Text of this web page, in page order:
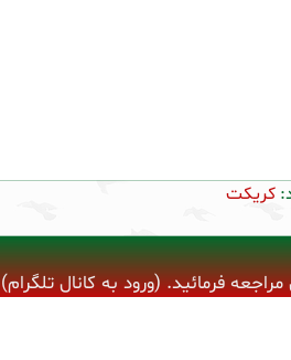
کریکت
فرمائید. (ورود به کانال تلگرام)